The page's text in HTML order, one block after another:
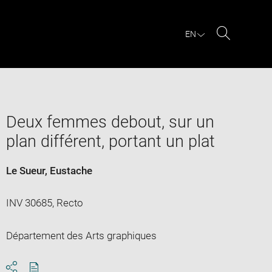
EN
Deux femmes debout, sur un
plan différent, portant un plat
Le Sueur, Eustache
INV 30685, Recto
Département des Arts graphiques